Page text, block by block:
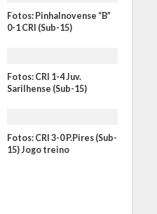
Fotos: Pinhalnovense “B”
0-1 CRI (Sub-15)
Fotos: CRI 1-4 Juv.
Sarilhense (Sub-15)
Fotos: CRI 3-0 P.Pires (Sub-
15) Jogo treino